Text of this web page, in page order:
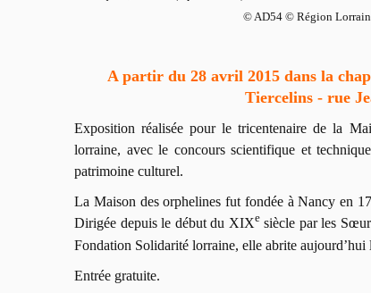
© AD54 © Région
A partir du 28 avril 2015 dans la
Tiercelins - rue
Exposition réalisée pour le tricentenaire de la
lorraine, avec le concours scientifique et
patrimoine culturel.
La Maison des orphelines fut fondée à Nancy en
Dirigée depuis le début du XIXesiècle par les
Fondation Solidarité lorraine, elle abrite aujourd’hui
Entrée gratuite.